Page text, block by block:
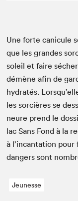
Une forte canicule
que les grandes
soleil et faire
démène afin de
hydratés.
les sor­cières se
neure prend le
lac Sans Fond à la
à l’incantation pour
dan­gers sont
Jeunesse